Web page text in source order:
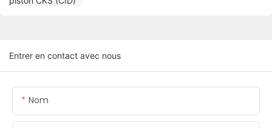
Entrer en contact avec nous
Nom